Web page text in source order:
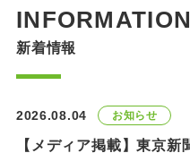
INFORMATION
新着情報
2026.08.04 お知らせ
【メディア掲載】東京